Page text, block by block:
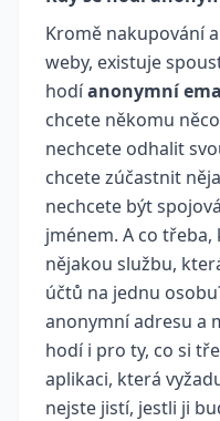
Kromě nakupování
weby, existuje
hodíanonymní
chcete někomu
nechcete odhalit
chcete zúčastnit
nechcete být
jménem. A co
nějakou službu,
účtů na jednu
anonymní adresu a
hodí i pro ty, co si
aplikaci, která
nejste jistí, jestli ji